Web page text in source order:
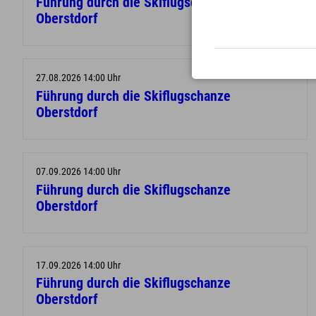
Oberstdorf
27.08.2026 14:00 Uhr
Führung durch die Skiflugschanze
Oberstdorf
07.09.2026 14:00 Uhr
Führung durch die Skiflugschanze
Oberstdorf
17.09.2026 14:00 Uhr
Führung durch die Skiflugschanze
Oberstdorf